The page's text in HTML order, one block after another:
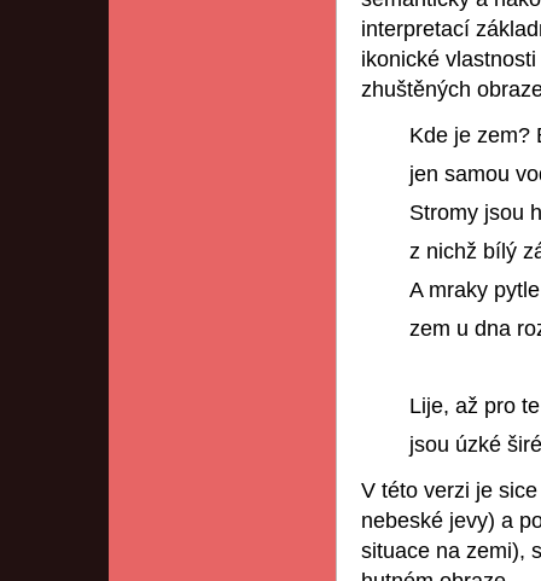
interpretací
ikonické
zhuštěných
Kde je zem?
jen samou
Stromy jsou
z nichž bílý
A mraky
zem u dna
Lije, až pro
jsou úzké
V této verzi je
nebeské jevy) a
situace na zemi),